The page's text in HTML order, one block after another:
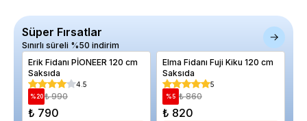
Süper Fırsatlar
Sınırlı süreli %50 indirim
Erik Fidanı PİONEER 120 cm
Saksıda
4.5
%20 ₺ 990
₺ 790
Elma Fidanı Fuji Kiku 120 cm
Saksıda
5
% 5 ₺ 860
₺ 820